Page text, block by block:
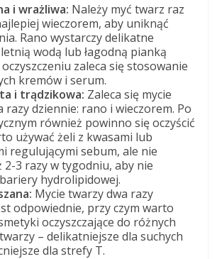
i wrażliwa: Należy myć twarz raz
wieczorem, aby uniknąć
Rano wystarczy delikatne
wodą lub łagodną pianką
oczyszczeniu zaleca się stosowanie
kremów i serum.
i trądzikowa: Zaleca się mycie
razy dziennie: rano i wieczorem. Po
również powinno się oczyścić
używać żeli z kwasami lub
regulującymi sebum, ale nie
2-3 razy w tygodniu, aby nie
hydrolipidowej.
Mycie twarzy dwa razy
odpowiednie, przy czym warto
oczyszczające do różnych
– delikatniejsze dla suchych
dla strefy T.